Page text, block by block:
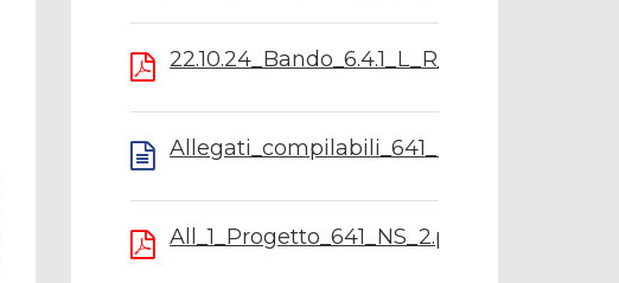
22.10.24_Bando_6.4.1_L_R_NS2.pdf
Allegati_compilabili_641_NS.zip
All_1_Progetto_641_NS_2.pdf